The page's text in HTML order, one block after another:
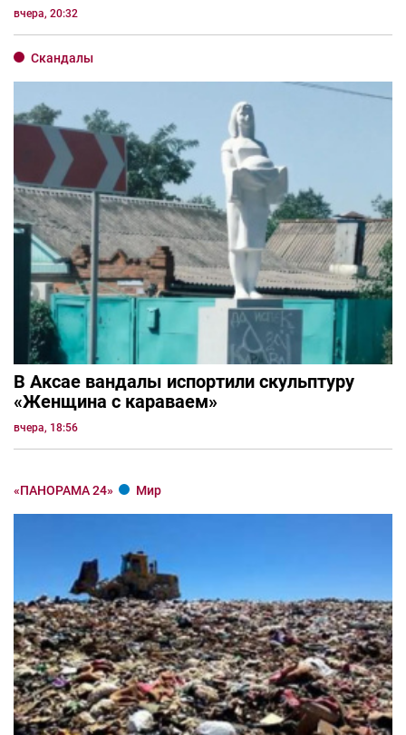
вчера, 20:32
Скандалы
В Аксае вандалы испортили скульптуру
«Женщина с караваем»
вчера, 18:56
«ПАНОРАМА 24» Мир